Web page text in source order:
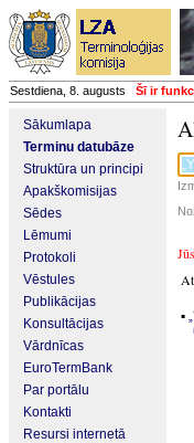
Sestdiena, 8. augusts Šī ir
Sākumlapa
Terminu datubāze
Struktūra un principi
Apakškomisijas
Sēdes
Lēmumi
Protokoli
Vēstules
Publikācijas
Konsultācijas
Vārdnīcas
EuroTermBank
Par portālu
Kontakti
Resursi internetā
▪